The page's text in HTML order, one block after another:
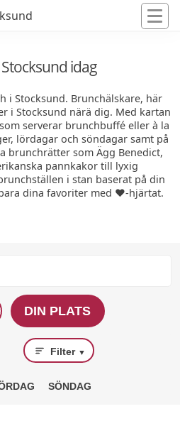
idag
i Stocksund. Brunchälskare, här
i Stocksund närä dig. Med kartan
serverar brunchbuffé eller à la
lördagar och söndagar samt på
brunchrätter som Ägg Benedict,
pannkakor till lyxig
i stan baserat på din
dina favoriter med ❤️-hjärtat.
DIN PLATS
Filter ▼
SÖNDAG